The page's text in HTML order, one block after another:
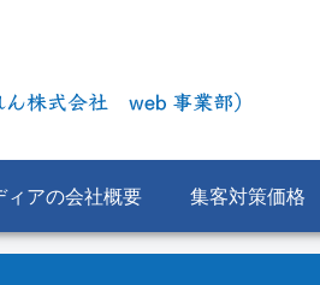
ィアの会社概要 集客対策価格